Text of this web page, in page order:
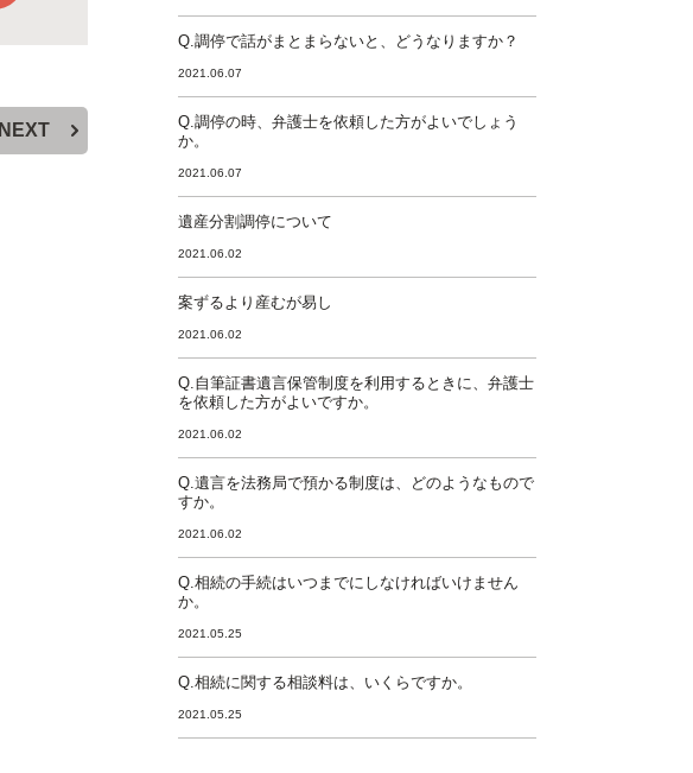
NEXT
Q.調停で話がまとまらないと、どうなりますか？
2021.06.07
Q.調停の時、弁護士を依頼した方がよいでしょう
か。
2021.06.07
遺産分割調停について
2021.06.02
案ずるより産むが易し
2021.06.02
Q.自筆証書遺言保管制度を利用するときに、弁護士
を依頼した方がよいですか。
2021.06.02
Q.遺言を法務局で預かる制度は、どのようなもので
すか。
2021.06.02
Q.相続の手続はいつまでにしなければいけません
か。
2021.05.25
Q.相続に関する相談料は、いくらですか。
2021.05.25